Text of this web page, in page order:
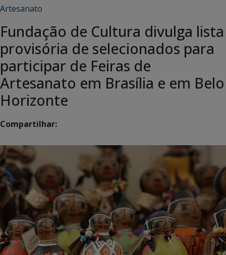
Artesanato
Fundação de Cultura divulga lista
provisória de selecionados para
participar de Feiras de
Artesanato em Brasília e em Belo
Horizonte
Compartilhar: